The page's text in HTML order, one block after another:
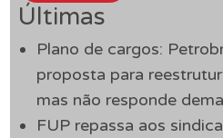
Últimas
Plano de cargos:
proposta para
mas não responde
FUP repassa aos